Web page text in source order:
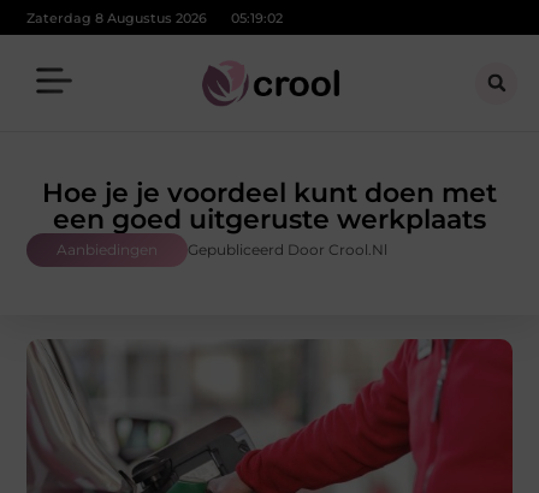
Zaterdag 8 Augustus 2026 05:19:03
Hoe je je voordeel kunt doen met
een goed uitgeruste werkplaats
Aanbiedingen Gepubliceerd Door Crool.nl